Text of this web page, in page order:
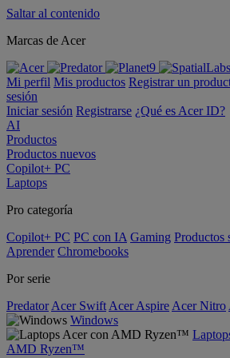
Saltar al contenido
Marcas de Acer
Mi perfil Mis productos Registrar un
sesión
Iniciar sesión Registrarse ¿Qué es Acer ID?
AI
Productos
Productos nuevos
Copilot+ PC
Laptops
Pro categoría
Copilot+ PC PC con IA Gaming Productos
Aprender Chromebooks
Por serie
Predator Acer Swift Acer Aspire Acer Nitro
Windows
AMD Ryzen™